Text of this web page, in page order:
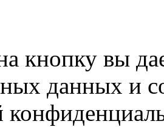
кнопку вы
данных и